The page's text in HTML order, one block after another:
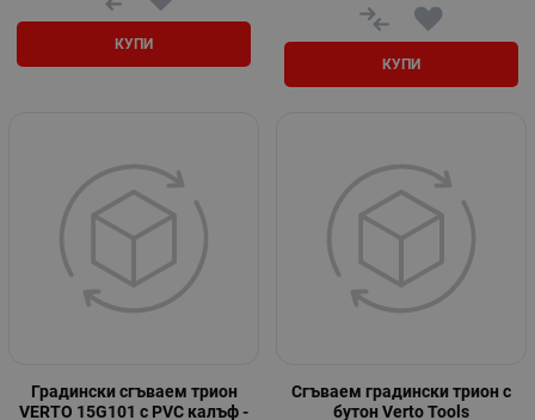
КУПИ
КУПИ
Градински сгъваем трион
VERTO 15G101 с PVC калъф -
Сгъваем градински трион с
бутон Verto Tools